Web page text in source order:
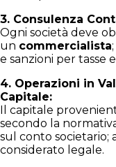
3. Consulenza
Ogni società deve
un commercialista
e sanzioni per tasse
4. Operazioni in
Capitale:
Il capitale
secondo la
sul conto societario;
considerato legale.